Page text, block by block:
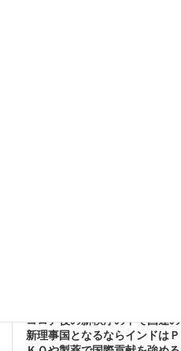
コロナ後の新秩序の中で国連の
新理事国となるならインドはＰ